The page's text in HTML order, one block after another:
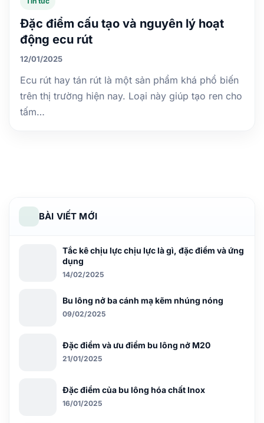
Đặc điểm cấu tạo và nguyên lý hoạt
động ecu rút
12/01/2025
Ecu rút hay tán rút là một sản phẩm khá phổ biến
trên thị trường hiện nay. Loại này giúp tạo ren cho
tấm…
BÀI VIẾT MỚI
Tắc kê chịu lực chịu lực là gì, đặc điểm và ứng
dụng
14/02/2025
Bu lông nở ba cánh mạ kẽm nhúng nóng
09/02/2025
Đặc điểm và ưu điểm bu lông nở M20
21/01/2025
Đặc điểm của bu lông hóa chất Inox
16/01/2025